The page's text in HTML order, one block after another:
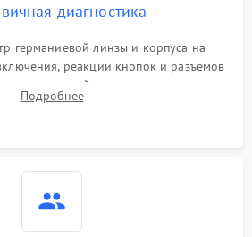
диагностика
германиевой линзы и корпуса на
реакции кнопок и разъемов
тепловой сигнатуры на экран,
функций и считывание системных
Подробнее